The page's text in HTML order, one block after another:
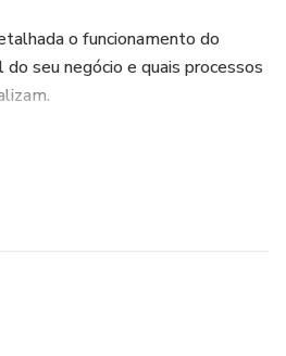
o funcionamento do
seu negócio e quais processos
irei listar os problemas